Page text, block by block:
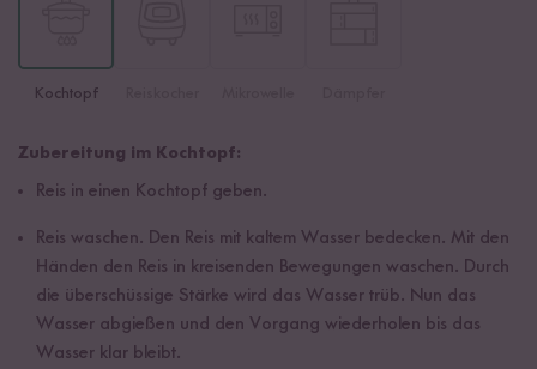
Kochtopf
Zubereitung im Kochtopf:
Reis in einen Kochtopf geben.
Reis waschen. Den Reis mit kaltem Wasser bedecken. Mit den
Händen den Reis in kreisenden Bewegungen waschen. Durch
die überschüssige Stärke wird das Wasser trüb. Nun das
Wasser abgießen und den Vorgang wiederholen bis das
Wasser klar bleibt.